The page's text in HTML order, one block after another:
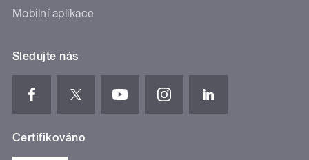
Mobilní aplikace
Sledujte nás
Certifikováno